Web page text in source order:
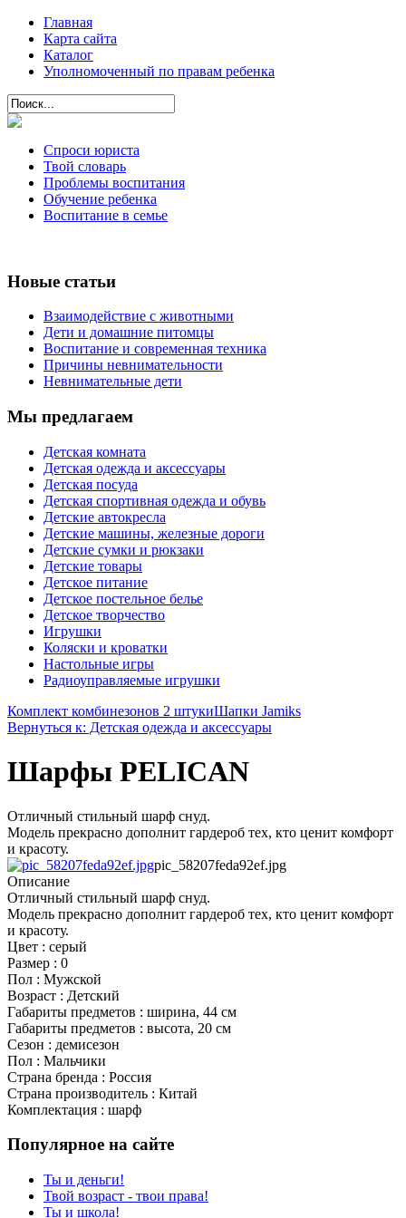
Главная
Карта сайта
Каталог
Уполномоченный по правам ребенка
Спроси юриста
Твой словарь
Проблемы воспитания
Обучение ребенка
Воспитание в семье
Новые статьи
Взаимодействие с животными
Дети и домашние питомцы
Воспитание и современная техника
Причины невнимательности
Невнимательные дети
Мы предлагаем
Детская комната
Детская одежда и аксессуары
Детская посуда
Детская спортивная одежда и обувь
Детские автокресла
Детские машины, железные дороги
Детские сумки и рюкзаки
Детские товары
Детское питание
Детское постельное белье
Детское творчество
Игрушки
Коляски и кроватки
Настольные игры
Радиоуправляемые игрушки
Комплект комбинезонов 2 штукиШапки Jamiks
Вернуться к: Детская одежда и аксессуары
Шарфы PELICAN
Отличный стильный шарф снуд.
Модель прекрасно дополнит гардероб тех, кто ценит комфорт
и красоту.
pic_58207feda92ef.jpg
Описание
Отличный стильный шарф снуд.
Модель прекрасно дополнит гардероб тех, кто ценит комфорт
и красоту.
Цвет : серый
Размер : 0
Пол : Мужской
Возраст : Детский
Габариты предметов : ширина, 44 см
Габариты предметов : высота, 20 см
Сезон : демисезон
Пол : Мальчики
Страна бренда : Россия
Страна производитель : Китай
Комплектация : шарф
Популярное на сайте
Ты и деньги!
Твой возраст - твои права!
Ты и школа!